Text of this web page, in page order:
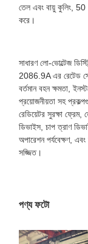
তেল এবং বায়ু কুলিং, 50
করে।
সাধারণ লো-ভোল্টেজ
2086.9A এর রেটেড
বর্তমান বহন ক্ষমতা,
প্রয়োজনীয়তা সহ
রেডিয়েটর সুরক্ষা ফ্রেম,
ডিভাইস, চাপ ত্রাণ
অপারেশন পর্যবেক্ষণ,
সজ্জিত।
পণ্য ফটো